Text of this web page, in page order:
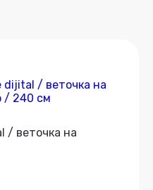
/ веточка на